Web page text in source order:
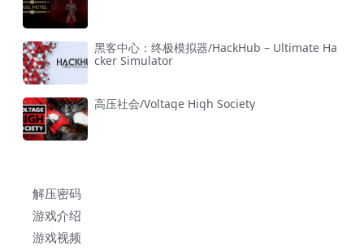
黑客中心：终极模拟器/HackHub – Ultimate Ha
cker Simulator
高压社会/Voltage High Society
解压密码
游戏介绍
游戏视频